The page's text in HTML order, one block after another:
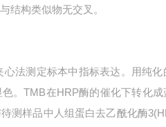
结构类似物无交叉。
心法测定标本中指标表达。用纯
。TMB在HRP酶的催化下转化
测样品中 人组蛋白去乙酰化酶